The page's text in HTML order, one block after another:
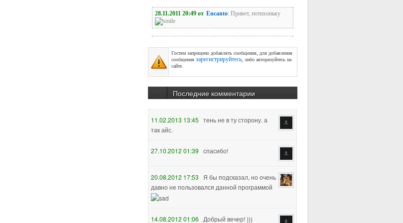
Гостям запрещено добавлять сообщения, для добавления
сообщения зарегистрируйтесь , либо авторизуйтесь на
сайте.
Последние комментарии
11.02.2013 13:45 тень не в ту сторону. а
так айс.
27.10.2012 01:39 спасибо!
20.08.2012 17:53
Я бы подсказал, но очень
давно не пользовался данной программой
14.08.2012 01:06
Добрый вечер! )))